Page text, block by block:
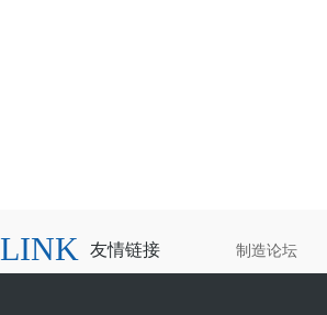
LINK 友情链接 制造论坛